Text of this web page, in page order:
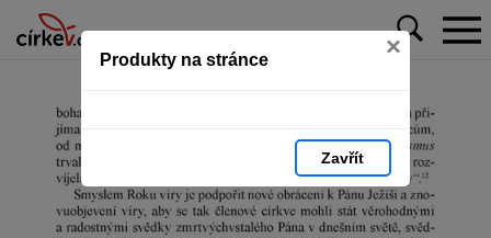
Produkty na stránce ×
Zavřít